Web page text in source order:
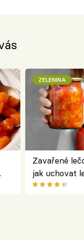
ZELENINA
Zavařené
jak uchovat